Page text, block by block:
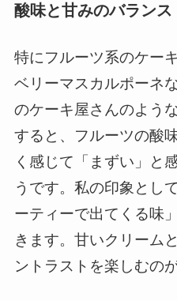
酸味と甘みのバランス
特にフルーツ系のケー
ベリーマスカルポーネ
のケーキ屋さんのよう
すると、フルーツの酸
く感じて「まずい」と
うです。私の印象とし
ーティーで出てくる味
きます。甘いクリーム
ントラストを楽しむの